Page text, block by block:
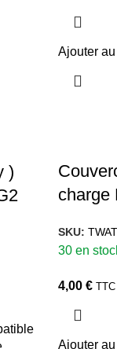
Ajouter
)
charge
SKU:
30 en
4,00 € TTC
Ajouter